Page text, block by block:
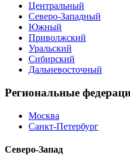
Центральный
Северо-Западный
Южный
Приволжский
Уральский
Сибирский
Дальневосточный
Региональные
Москва
Санкт-Петербург
Северо-Запад